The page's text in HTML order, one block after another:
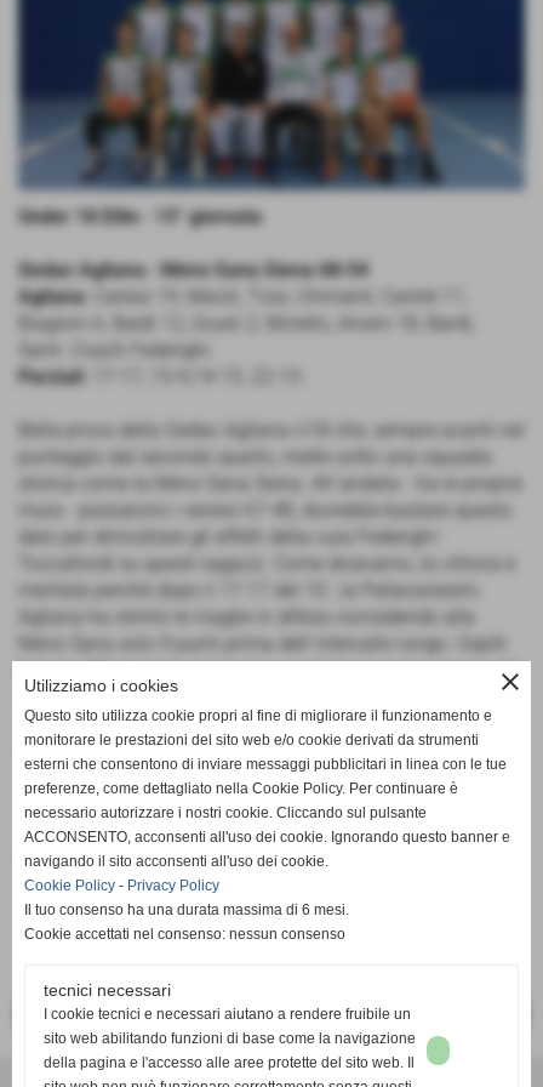
Under 18 Elite - 15° giornata
Gedac Agliana - Mens Sana Siena 68-54
Agliana : Carlesi 19, Meciti, Tissi, Chimenti, Cantré 11,
Biagioni 6, Baldi 12, Giusti 2, Morello, Arceni 18, Bardi,
Santi. Coach Federighi.
Parziali
Bella prova della Gedac Agliana U18 che, sempre avanti nel
punteggio dal secondo quarto, mette sotto una squadra
storica come la Mens Sana Siena. All´andata - tra le proprie
mura - passarono i senesi 67-48, dovrebbe bastare questo
dato per dimostrare gli effetti della cura Federighi-
Toccafondi su questi ragazzi. Come dicevamo, la vittoria è
meritata perchè dopo il 17-17 del 10´, la Pallacanestro
Agliana ha strinto le maglie in difesa concedendo alla
Mens Sana solo 9 punti prima dell´intervallo lungo. Ospiti
bravi a difendere il vantaggio e a portare a casa i due punti
nonostante il ritorno dei senesi nel finale di gara. "L´
applicazione difensiva, cresciuta fortemente nel corso della
gara, e la precisione al tiro soprattutto dalla lunga distanza
- ha spiegato coach Federighi - sono state le chiavi per un
´importante vittoria".
Ufficio Stampa Pall. Agliana 2000
<< PRECEDENTE SUCCESSIVO >>
A.S.D.Pallacanestro Agliana 2000
close
Utilizziamo i cookies
Questo sito utilizza cookie propri al fine di migliorare il funzionamento e
monitorare le prestazioni del sito web e/o cookie derivati da strumenti
esterni che consentono di inviare messaggi pubblicitari in linea con le tue
preferenze, come dettagliato nella Cookie Policy. Per continuare è
necessario autorizzare i nostri cookie. Cliccando sul pulsante
ACCONSENTO, acconsenti all'uso dei cookie. Ignorando questo banner e
navigando il sito acconsenti all'uso dei cookie.
Cookie Policy - Privacy Policy
Il tuo consenso ha una durata massima di 6 mesi.
Cookie accettati nel consenso: nessun consenso
tecnici necessari
I cookie tecnici e necessari aiutano a rendere fruibile un
sito web abilitando funzioni di base come la navigazione
della pagina e l'accesso alle aree protette del sito web. Il